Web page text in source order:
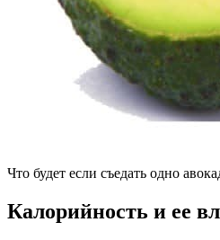
Что будет если съедать одно
Калорийность и ее